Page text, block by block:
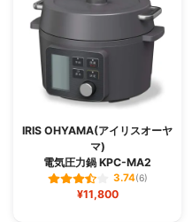
IRIS OHYAMA(アイリスオーヤ
マ)
電気圧力鍋 KPC-MA2
3.74(6)
¥11,800